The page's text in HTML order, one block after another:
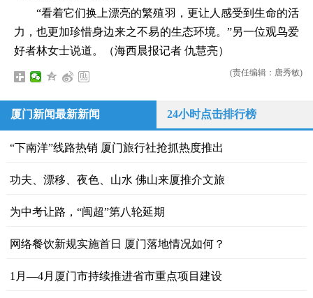
“看着它们换上漂亮的繁殖羽，更让人感受到生命的活
力，也更加珍惜身边来之不易的生态环境。”另一位观鸟爱
好者林女士说道。（海西晨报记者 仇慧亮）
(责任编辑：唐秀敏)
厦门新闻最新新闻 24小时点击排行榜
“下南洋”线路热销 厦门旅行社抢抓热度推出
功夫、漂移、夜色、山水 佛山来厦推介文旅
为中考让路，“闽超”第八轮延期
网络餐饮新规实施首日 厦门落地情况如何？
1月—4月厦门市持续推进省市重点项目建设